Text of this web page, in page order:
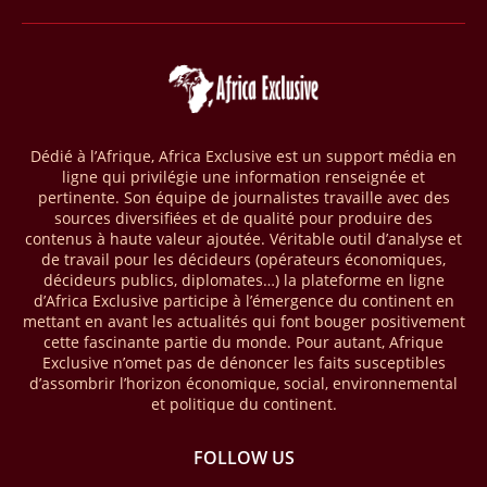
Selon le rapport publié par l’Association mondiale des opérateurs de
téléphonie mobile (GSMA), près de 1432 milliards USD ont transité
par les comptes de mobile money en Afrique au cours de l'année
« The State of the Industry Report on Mobile Money 2026 » précise
que le continent a capté environ 66 % de la valeur des transactions de
mobile money réalisées à l’échelle mondiale, qui s’est établie à 2091
milliards USD (+23 % par rapport à 2024). L’Afrique a également
enregistré environ 74 % du nombre de transactions de Mobile money
répertoriées l’an passé dans le monde, avec environ 92 milliards de
transactions (+16 % par rapport à 2024) sur un total de 125 milliards
dans le monde.
28/03/26 AFRIQUE - ECONOMIE CREATIVE
Une rapport publié dernièrement par le Boston Consulting Group, et
intitulé « Africa Unleashed: Empowering Women in Creative Industries
à la fois dynamique et structurellement négligé. Ce secteur,
Dédié à l’Afrique, Africa Exclusive est un support média en
ligne qui privilégie une information renseignée et
pertinente. Son équipe de journalistes travaille avec des
sources diversifiées et de qualité pour produire des
contenus à haute valeur ajoutée. Véritable outil d’analyse et
de travail pour les décideurs (opérateurs économiques,
décideurs publics, diplomates…) la plateforme en ligne
d’Africa Exclusive participe à l’émergence du continent en
mettant en avant les actualités qui font bouger positivement
cette fascinante partie du monde. Pour autant, Afrique
Exclusive n’omet pas de dénoncer les faits susceptibles
d’assombrir l’horizon économique, social, environnemental
et politique du continent.
FOLLOW US